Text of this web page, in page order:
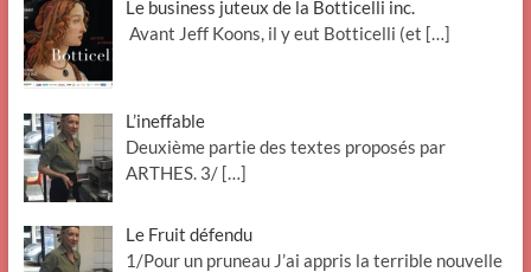
Le business juteux de la Botticelli inc.
Avant Jeff Koons, il y eut Botticelli (et […]
L’ineffable
Deuxième partie des textes proposés par
ARTHES. 3/ […]
Le Fruit défendu
1/Pour un pruneau J’ai appris la terrible nouvelle